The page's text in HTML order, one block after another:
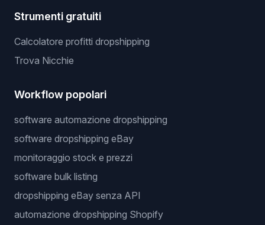
Strumenti gratuiti
Calcolatore profitti dropshipping
Trova Nicchie
Workflow popolari
software automazione dropshipping
software dropshipping eBay
monitoraggio stock e prezzi
software bulk listing
dropshipping eBay senza API
automazione dropshipping Shopify